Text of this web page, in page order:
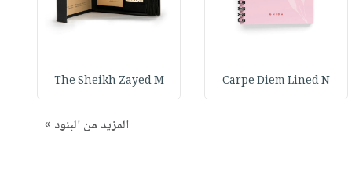
Carpe Diem Lined N
The Sheikh Zayed M
المزيد من البنود »